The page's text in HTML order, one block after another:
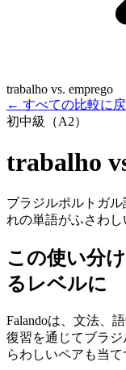
trabalho vs. emprego
← すべての比較に
初中級（A2）
trabalho
ブラジルポルトガル
れの単語がふさわし
この使い分
るレベルに
Falandoは、文法、
復習を通じてブラ
らわしいペアも当て